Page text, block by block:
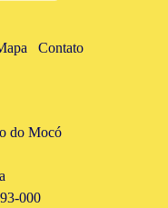
Contato
do Mocó
000